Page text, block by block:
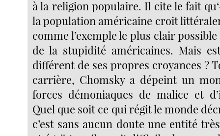
à la religion populaire. Il cite le fait
la population américaine croit
comme l’exemple le plus clair
de la stupidité américaines. Mais
différent de ses propres croyances ?
carrière, Chomsky a dépeint un
forces démoniaques de malice et
Quel que soit ce qui régit le monde
c’est sans aucun doute une entité